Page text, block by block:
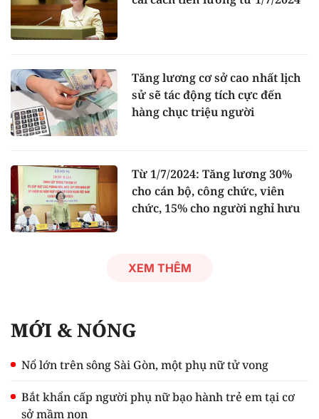
Tăng lương cơ sở cao nhất lịch
sử sẽ tác động tích cực đến
hàng chục triệu người
Từ 1/7/2024: Tăng lương 30%
cho cán bộ, công chức, viên
chức, 15% cho người nghỉ hưu
XEM THÊM
MỚI & NÓNG
Nổ lớn trên sông Sài Gòn, một phụ nữ tử vong
Bắt khẩn cấp người phụ nữ bạo hành trẻ em tại cơ
sở mầm non